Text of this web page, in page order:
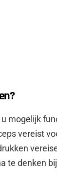
mogelijk
vereist
te denken